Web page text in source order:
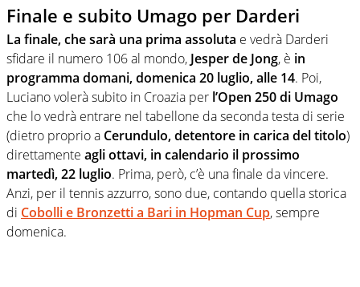
Finale e subito Umago per Darderi
La finale, che sarà una prima assoluta e vedrà Darderi
sfidare il numero 106 al mondo, Jesper de Jong, è in
programma domani, domenica 20 luglio, alle 14. Poi,
Luciano volerà subito in Croazia per l’Open 250 di Umago
che lo vedrà entrare nel tabellone da seconda testa di serie
(dietro proprio a Cerundulo, detentore in carica del titolo)
direttamente agli ottavi, in calendario il prossimo
martedì, 22 luglio. Prima, però, c’è una finale da vincere.
Anzi, per il tennis azzurro, sono due, contando quella storica
di Cobolli e Bronzetti a Bari in Hopman Cup, sempre
domenica.